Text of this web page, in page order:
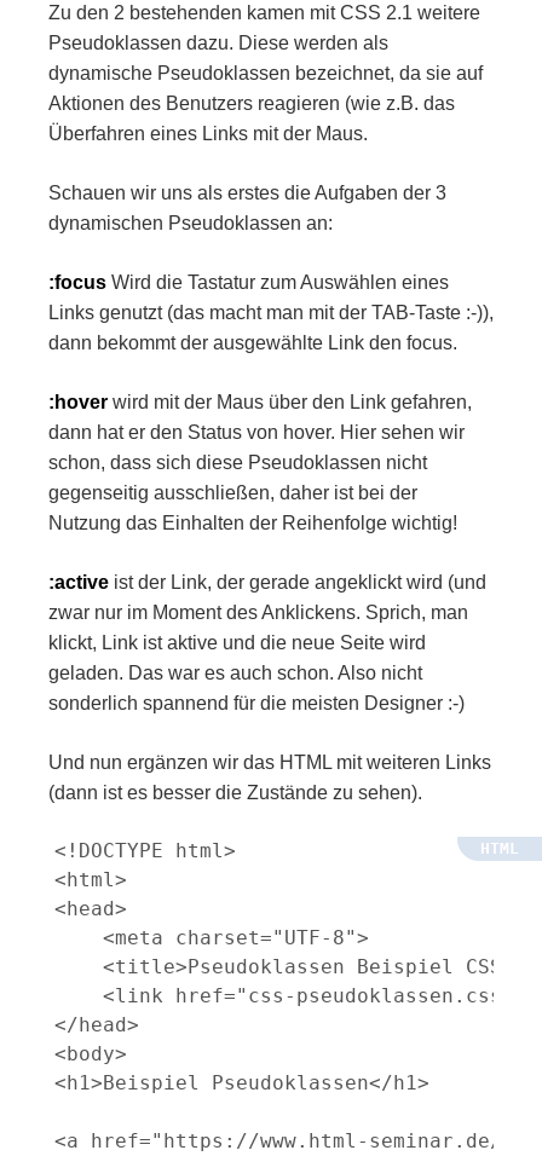
Zu den 2 bestehenden kamen mit CSS 2.1 weitere
Pseudoklassen dazu. Diese werden als
dynamische Pseudoklassen bezeichnet, da sie auf
Aktionen des Benutzers reagieren (wie z.B. das
Überfahren eines Links mit der Maus.
Schauen wir uns als erstes die Aufgaben der 3
dynamischen Pseudoklassen an:
:focus Wird die Tastatur zum Auswählen eines
Links genutzt (das macht man mit der TAB-Taste :-)),
dann bekommt der ausgewählte Link den focus.
:hover wird mit der Maus über den Link gefahren,
dann hat er den Status von hover. Hier sehen wir
schon, dass sich diese Pseudoklassen nicht
gegenseitig ausschließen, daher ist bei der
Nutzung das Einhalten der Reihenfolge wichtig!
:active ist der Link, der gerade angeklickt wird (und
zwar nur im Moment des Anklickens. Sprich, man
klickt, Link ist aktive und die neue Seite wird
geladen. Das war es auch schon. Also nicht
sonderlich spannend für die meisten Designer :-)
Und nun ergänzen wir das HTML mit weiteren Links
(dann ist es besser die Zustände zu sehen).
<!DOCTYPE html>
<html>
<head>
    <meta charset="UTF-8">
<title>Pseudoklassen Beispiel CSS 1
<link href="css-pseudoklassen.css"
</head>
<body>
<h1>Beispiel Pseudoklassen</h1>
<a href="https://www.html-seminar.de/